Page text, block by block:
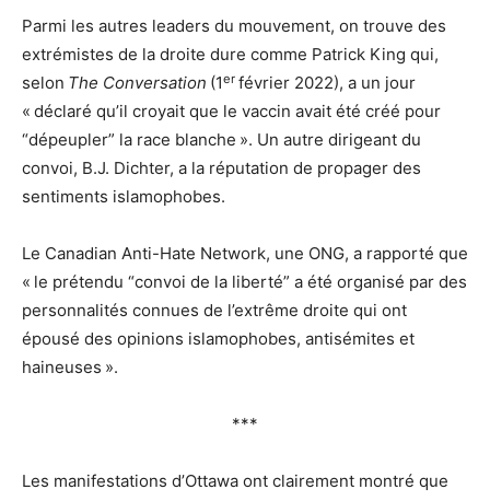
Parmi les autres leaders du mouvement, on trouve des
extrémistes de la droite dure comme Patrick King qui,
selon The Conversation (1er février 2022), a un jour
« déclaré qu’il croyait que le vaccin avait été créé pour
“dépeupler” la race blanche ». Un autre dirigeant du
convoi, B.J. Dichter, a la réputation de propager des
sentiments islamophobes.
Le Canadian Anti-Hate Network, une ONG, a rapporté que
« le prétendu “convoi de la liberté” a été organisé par des
personnalités connues de l’extrême droite qui ont
épousé des opinions islamophobes, antisémites et
haineuses ».
***
Les manifestations d’Ottawa ont clairement montré que